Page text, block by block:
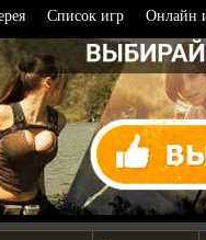
Список игр Онлайн